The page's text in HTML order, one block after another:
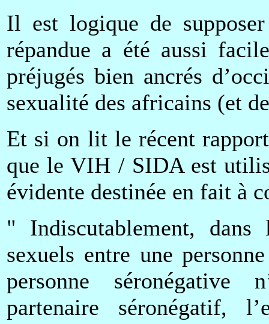
Il est logique de
répandue a été aussi
préjugés bien ancrés
sexualité des africains (et
Et si on lit le récent
que le VIH / SIDA est
évidente destinée en fait à
" Indiscutablement,
sexuels entre une
personne séronégative
partenaire séronégatif,